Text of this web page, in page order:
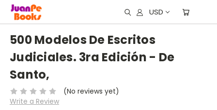
USD
500 Modelos De Escritos
Judiciales. 3ra Edición - De
Santo,
(No reviews yet)
Write a Review